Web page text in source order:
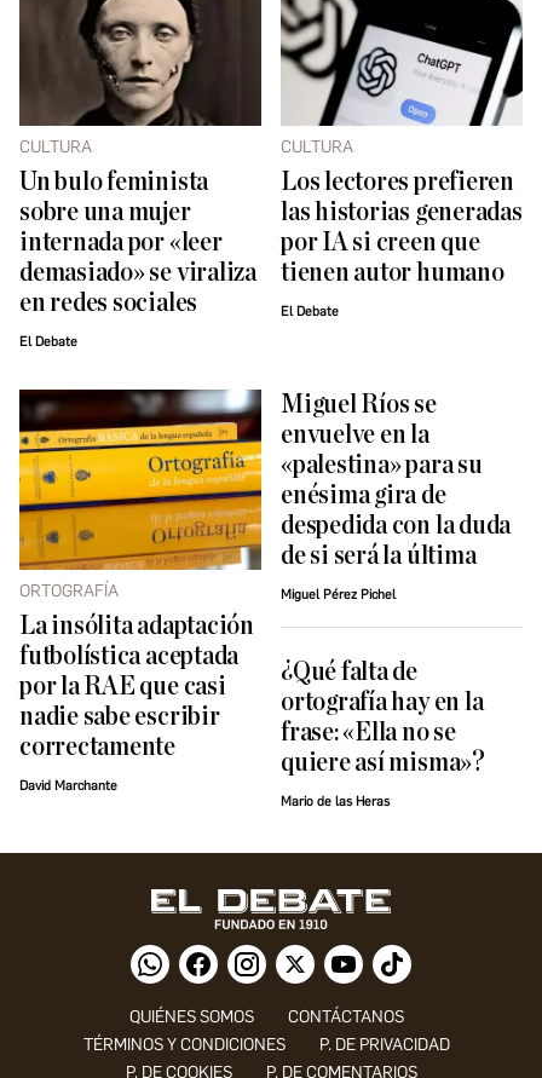
CULTURA
Un bulo feminista
sobre una mujer
internada por «leer
demasiado» se viraliza
en redes sociales
El Debate
CULTURA
Los lectores prefieren
las historias generadas
por IA si creen que
tienen autor humano
El Debate
ORTOGRAFÍA
La insólita adaptación
futbolística aceptada
por la RAE que casi
nadie sabe escribir
correctamente
David Marchante
Miguel Ríos se
envuelve en la
«palestina» para su
enésima gira de
despedida con la duda
de si será la última
Miguel Pérez Pichel
¿Qué falta de
ortografía hay en la
frase: «Ella no se
quiere así misma»?
Mario de las Heras
QUIÉNES SOMOS
CONTÁCTANOS
TÉRMINOS Y CONDICIONES
P. DE PRIVACIDAD
P. DE COOKIES
P. DE COMENTARIOS